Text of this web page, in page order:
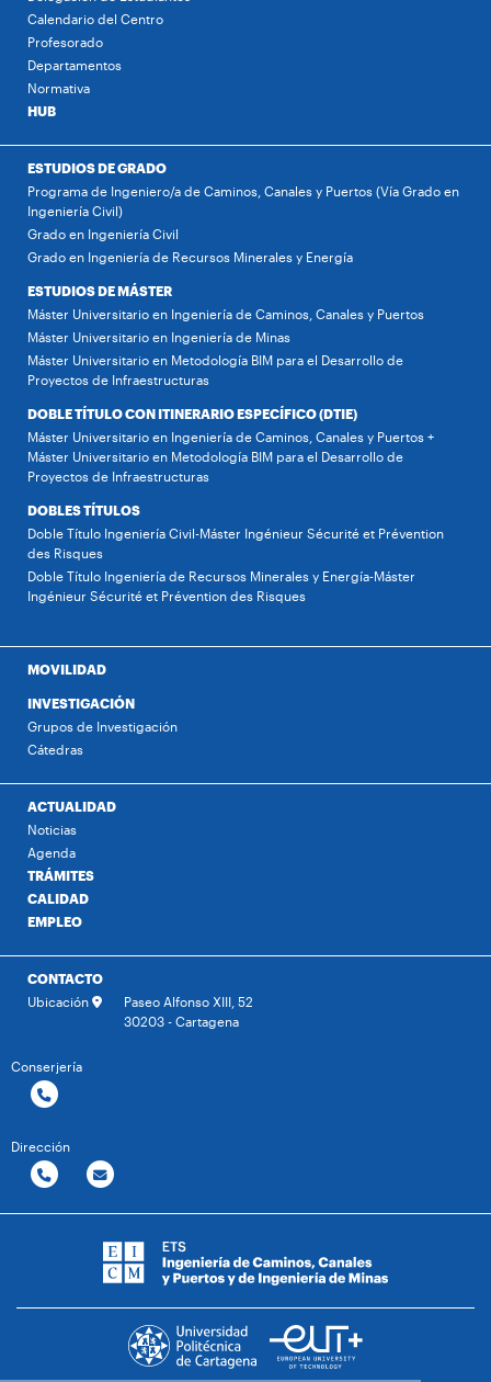
Calendario del Centro
Profesorado
Departamentos
Normativa
HUB
ESTUDIOS DE GRADO
Programa de Ingeniero/a de Caminos, Canales y Puertos (Vía Grado en
Ingeniería Civil)
Grado en Ingeniería Civil
Grado en Ingeniería de Recursos Minerales y Energía
ESTUDIOS DE MÁSTER
Máster Universitario en Ingeniería de Caminos, Canales y Puertos
Máster Universitario en Ingeniería de Minas
Máster Universitario en Metodología BIM para el Desarrollo de
Proyectos de Infraestructuras
DOBLE TÍTULO CON ITINERARIO ESPECÍFICO (DTIE)
Máster Universitario en Ingeniería de Caminos, Canales y Puertos +
Máster Universitario en Metodología BIM para el Desarrollo de
Proyectos de Infraestructuras
DOBLES TÍTULOS
Doble Título Ingeniería Civil-Máster Ingénieur Sécurité et Prévention
des Risques
Doble Título Ingeniería de Recursos Minerales y Energía-Máster
Ingénieur Sécurité et Prévention des Risques
MOVILIDAD
INVESTIGACIÓN
Grupos de Investigación
Cátedras
ACTUALIDAD
Noticias
Agenda
TRÁMITES
CALIDAD
EMPLEO
CONTACTO
Ubicación
Paseo Alfonso XIII, 52
30203 - Cartagena
Conserjería
Dirección